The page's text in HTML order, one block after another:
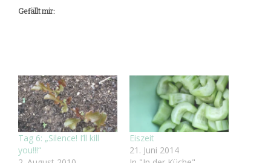
Gefällt mir:
Tag 6: „Silence! I’ll kill
you!!!“
Eiszeit
21. Juni 2014